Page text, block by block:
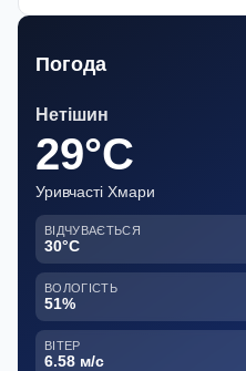
Погода
Нетішин
29°C
Уривчасті Хмари
ВІДЧУВАЄТЬСЯ
30°C
ВОЛОГІСТЬ
51%
ВІТЕР
6.58 м/с